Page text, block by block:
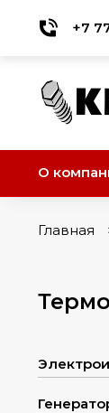
+7
О
Главная